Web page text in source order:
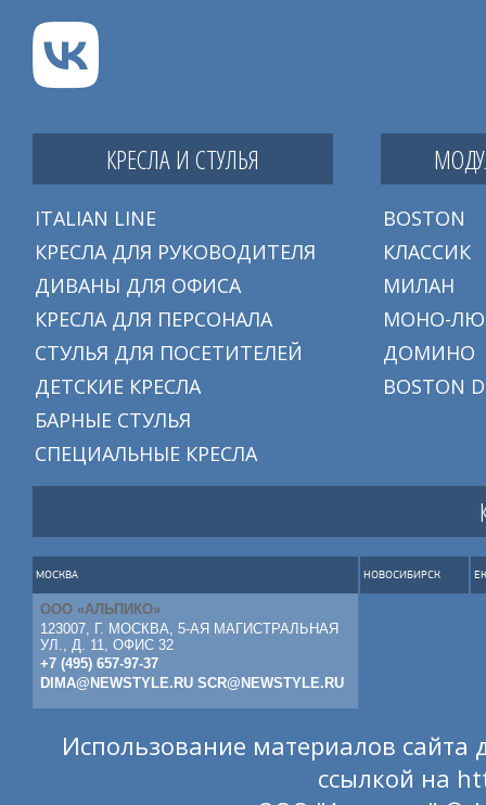
КРЕСЛА И СТУЛЬЯ
ITALIAN LINE
КРЕСЛА ДЛЯ РУКОВОДИТЕЛЯ
ДИВАНЫ ДЛЯ ОФИСА
КРЕСЛА ДЛЯ ПЕРСОНАЛА
СТУЛЬЯ ДЛЯ ПОСЕТИТЕЛЕЙ
ДЕТСКИЕ КРЕСЛА
БАРНЫЕ СТУЛЬЯ
СПЕЦИАЛЬНЫЕ КРЕСЛА
BOSTON
КЛАССИК
МИЛАН
МОНО-
ДОМИНО
BOSTON
МОСКВА
ООО «АЛЬПИКО»
123007, Г. МОСКВА, 5-АЯ МАГИСТРАЛЬНАЯ
УЛ., Д. 11, ОФИС 32
+7 (495) 657-97-37
DIMA@NEWSTYLE.RU SCR@NEWSTYLE.RU
НОВОСИБИРСК
Использование материалов сайта
ссылкой на